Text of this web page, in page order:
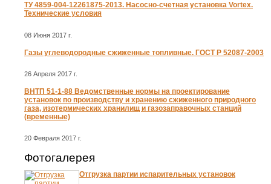
ТУ 4859-004-12261875-2013. Насосно-счетная установка Vortex.
Технические условия
08 Июня 2017 г.
Газы углеводородные сжиженные топливные. ГОСТ Р 52087-2003
26 Апреля 2017 г.
ВНТП 51-1-88 Ведомственные нормы на проектирование
установок по производству и хранению сжиженного природного
газа, изотермических хранилищ и газозаправочных станций
(временные)
20 Февраля 2017 г.
Фотогалерея
Отгрузка партии испарительных установок